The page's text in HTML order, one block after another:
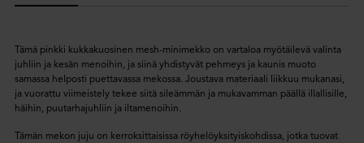
Tämä pinkki kukkakuosinen mesh-minimekko on vartaloa myötäilevä valinta
juhliin ja kesän menoihin, ja siinä yhdistyvät pehmeys ja kaunis muoto
samassa helposti puettavassa mekossa. Joustava materiaali liikkuu mukanasi,
ja vuorattu viimeistely tekee siitä sileämmän ja mukavamman päällä illallisille,
häihin, puutarhajuhliin ja iltamenoihin.
Tämän mekon juju on kerroksittaisissa röyhelöyksityiskohdissa, jotka tuovat